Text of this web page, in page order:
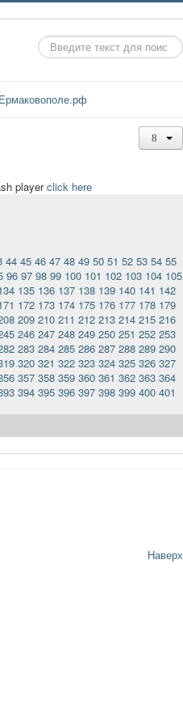
Искать...
Ермаковополе.рф
playerclick here
44 45 46 47 48 49 50 51 52 53 54 55
96 97 98 99 100 101 102 103 104 105
135 136 137 138 139 140 141 142
172 173 174 175 176 177 178 179
209 210 211 212 213 214 215 216
246 247 248 249 250 251 252 253
283 284 285 286 287 288 289 290
320 321 322 323 324 325 326 327
357 358 359 360 361 362 363 364
394 395 396 397 398 399 400 401
Наверх